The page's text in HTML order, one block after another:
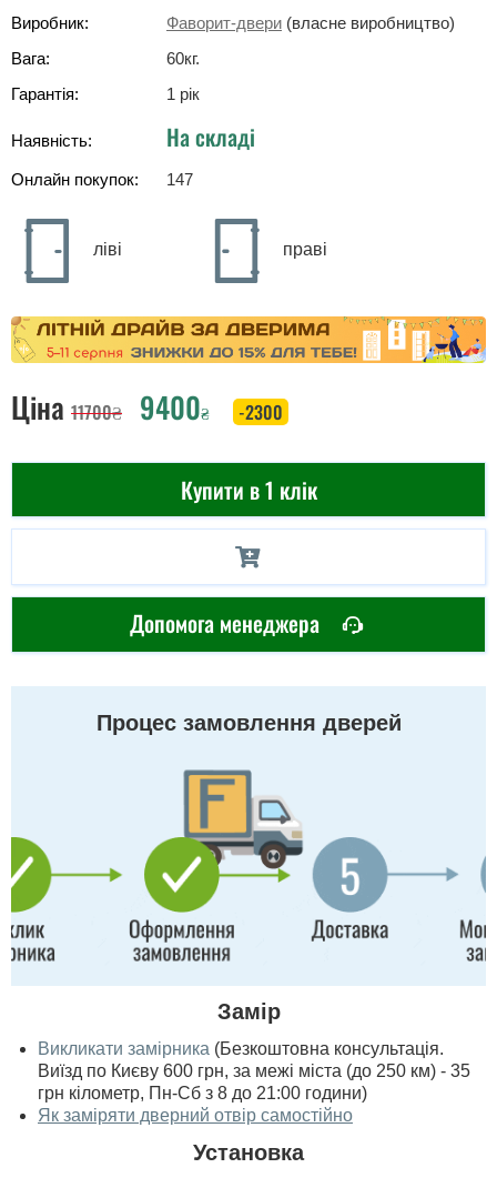
Виробник:
Фаворит-двери (власне виробництво)
Вага:
60кг.
Гарантія:
1 рік
Наявність: На складі
Онлайн покупок: 147
ліві праві
Ціна 11700₴ 9400₴ -2300
Купити в 1 клік
Допомога менеджера
Процес замовлення дверей
Замір
Викликати замірника (Безкоштовна консультація.
Виїзд по Києву 600 грн, за межі міста (до 250 км) - 35
грн кілометр, Пн-Сб з 8 до 21:00 години)
Як заміряти дверний отвір самостійно
Установка